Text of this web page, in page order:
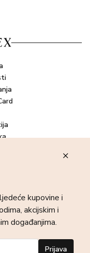
Prijava
kupovine i
akcijskim i
događanjima.
Prijava